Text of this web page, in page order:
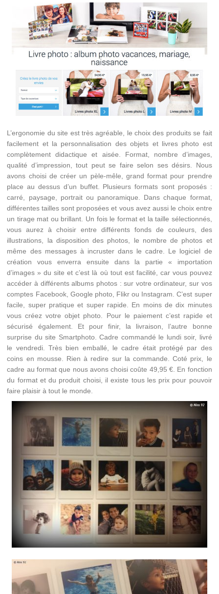
L’ergonomie du site est très agréable, le choix des produits se fait
facilement et la personnalisation des objets et livres photo est
complètement didactique et aisée. Format, nombre d’images,
qualité d’impression, tout peut se faire selon ses désirs. Nous
avons choisi de créer un pèle-mêle, grand format pour prendre
place au dessus d’un buffet. Plusieurs formats sont proposés :
carré, paysage, portrait ou panoramique. Dans chaque format,
différentes tailles sont proposées et vous avez aussi le choix entre
un tirage mat ou brillant. Un fois le format et la taille sélectionnés,
vous aurez à choisir entre différents fonds de couleurs, des
illustrations, la disposition des photos, le nombre de photos et
même des messages à incruster dans le cadre. Le logiciel de
création vous enverra ensuite dans la partie « importation
d’images » du site et c’est là où tout est facilité, car vous pouvez
accéder à différents albums photos : sur votre ordinateur, sur vos
comptes Facebook, Google photo, Flikr ou Instagram. C’est super
facile, super pratique et super rapide. En moins de dix minutes
vous créez votre objet photo. Pour le paiement c’est rapide et
sécurisé également. Et pour finir, la livraison, l’autre bonne
surprise du site Smartphoto. Cadre commandé le lundi soir, livré
le vendredi. Très bien emballé, le cadre était protégé par des
coins en mousse. Rien à redire sur la commande. Coté prix, le
cadre au format que nous avons choisi coûte 49,95 €. En fonction
du format et du produit choisi, il existe tous les prix pour pouvoir
faire plaisir à tout le monde.